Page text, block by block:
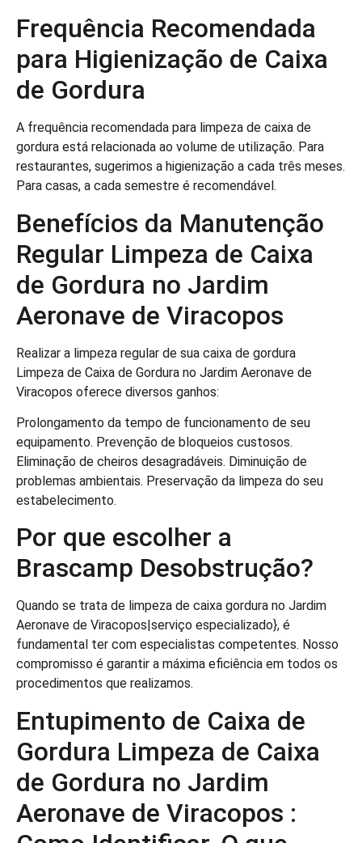
Frequência Recomendada
para Higienização de Caixa
de Gordura
A frequência recomendada para limpeza de caixa de
gordura está relacionada ao volume de utilização. Para
restaurantes, sugerimos a higienização a cada três meses.
Para casas, a cada semestre é recomendável.
Benefícios da Manutenção
Regular Limpeza de Caixa
de Gordura no Jardim
Aeronave de Viracopos
Realizar a limpeza regular de sua caixa de gordura
Limpeza de Caixa de Gordura no Jardim Aeronave de
Viracopos oferece diversos ganhos:
Prolongamento da tempo de funcionamento de seu
equipamento. Prevenção de bloqueios custosos.
Eliminação de cheiros desagradáveis. Diminuição de
problemas ambientais. Preservação da limpeza do seu
estabelecimento.
Por que escolher a
Brascamp Desobstrução?
Quando se trata de limpeza de caixa gordura no Jardim
Aeronave de Viracopos|serviço especializado}, é
fundamental ter com especialistas competentes. Nosso
compromisso é garantir a máxima eficiência em todos os
procedimentos que realizamos.
Entupimento de Caixa de
Gordura Limpeza de Caixa
de Gordura no Jardim
Aeronave de Viracopos :